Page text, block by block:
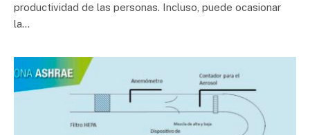
productividad de las personas. Incluso, puede ocasionar
la…